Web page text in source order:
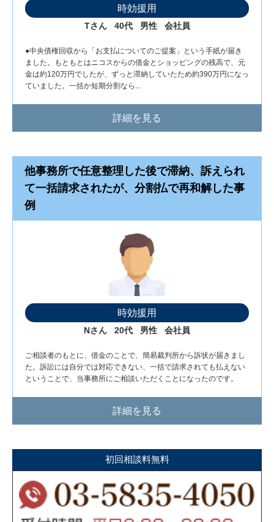
時効援用
Tさん 40代 男性 会社員
●中央債権回収から「お支払についてのご提案」という手紙が届き
ました。もともとはニコスからの借金とショッピングの残高で、元
金は約120万円でしたが、ずっと滞納していたため約390万円になっ
ていました。一括か短期分割なら...
詳細を見る
他事務所で任意整理した後で滞納、訴えられ
て一括請求されたが、分割払で再和解した事
例
時効援用
Nさん 20代 男性 会社員
ご相談者のもとに、借金のことで、簡易裁判所から訴状が届きまし
た。訴訟には自分では対応できない、一括で請求されても払えない
ということで、当事務所にご相談いただくことになったのです。
詳細を見る
初回相談料無料